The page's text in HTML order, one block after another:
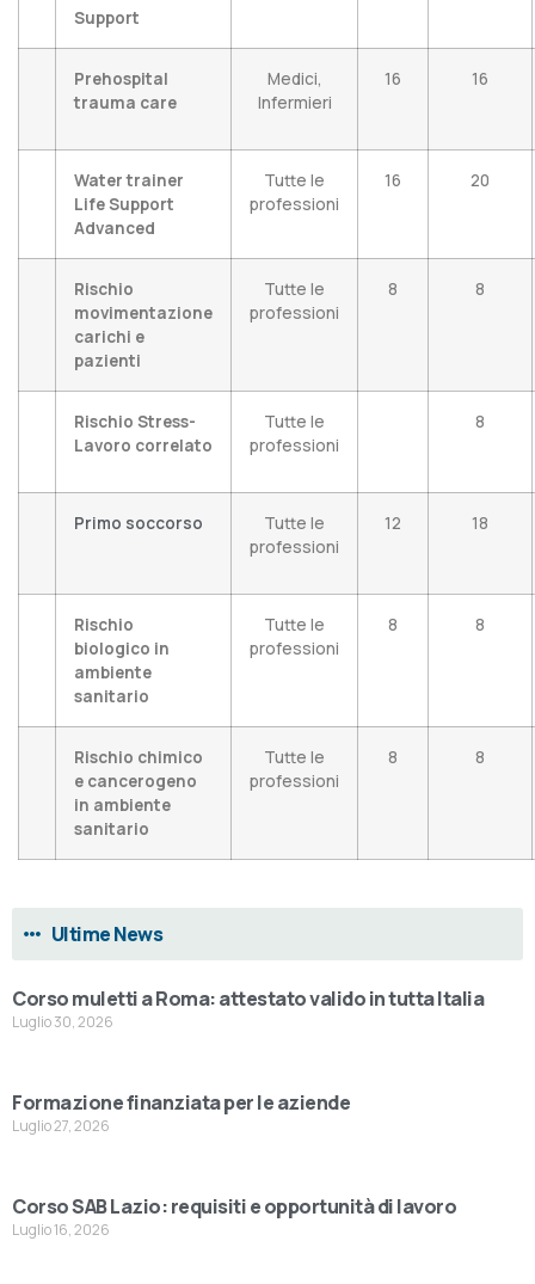
Support
Prehospital
trauma care
Medici,
Infermieri
16 16
Water trainer
Life Support
Advanced
Tutte le
professioni
16 20
Rischio
movimentazione
carichi e
pazienti
Tutte le
professioni
8 8
Rischio Stress-
Lavoro correlato
Tutte le
professioni
8
Primo soccorso
Tutte le
professioni
12 18
Rischio
biologico in
ambiente
sanitario
Tutte le
professioni
8 8
Rischio chimico
e cancerogeno
in ambiente
sanitario
Tutte le
professioni
8 8
Ultime News
Corso muletti a Roma: attestato valido in tutta Italia
Luglio 30, 2026
Formazione finanziata per le aziende
Luglio 27, 2026
Corso SAB Lazio: requisiti e opportunità di lavoro
Luglio 16, 2026